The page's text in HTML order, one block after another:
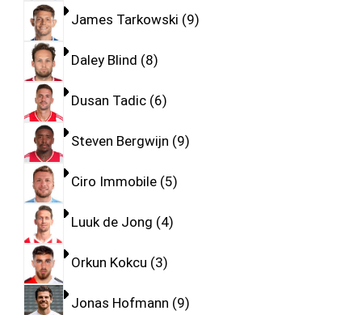
James Tarkowski 9
Daley Blind 8
Dusan Tadic 6
Steven Bergwijn 9
Ciro Immobile 5
Luuk de Jong 4
Orkun Kokcu 3
Jonas Hofmann 9